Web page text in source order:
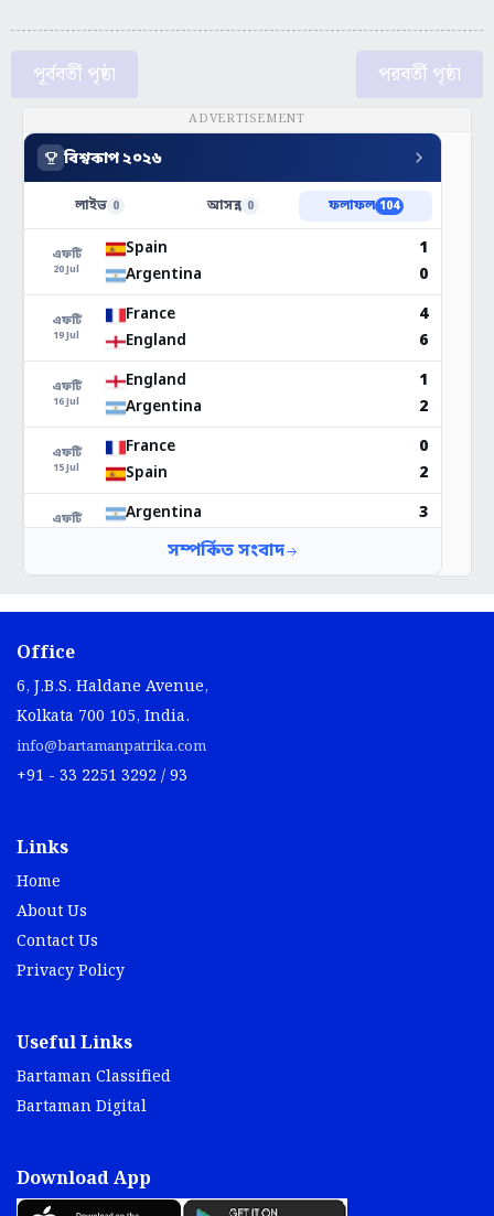
পূর্ববর্তী পৃষ্ঠা পরবর্তী পৃষ্ঠা
ADVERTISEMENT
Office
6, J.B.S. Haldane Avenue,
Kolkata 700 105, India.
info@bartamanpatrika.com
+91 - 33 2251 3292 / 93
Links
Home
About Us
Contact Us
Privacy Policy
Useful Links
Bartaman Classified
Bartaman Digital
Download App